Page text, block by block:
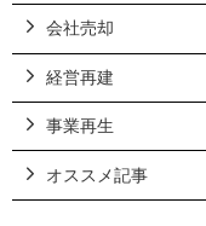
会社売却
経営再建
事業再生
オススメ記事